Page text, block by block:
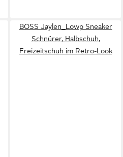
BOSS Jaylen_Lowp Sneaker
Schnürer, Halbschuh,
Freizeitschuh im Retro-Look